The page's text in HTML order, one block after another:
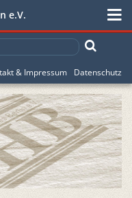
e.V.
& Impressum Datenschutz